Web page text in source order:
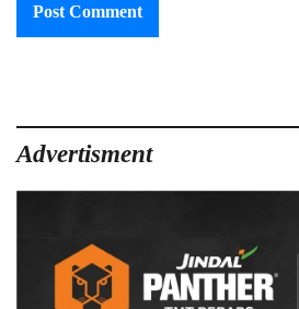
Advertisment